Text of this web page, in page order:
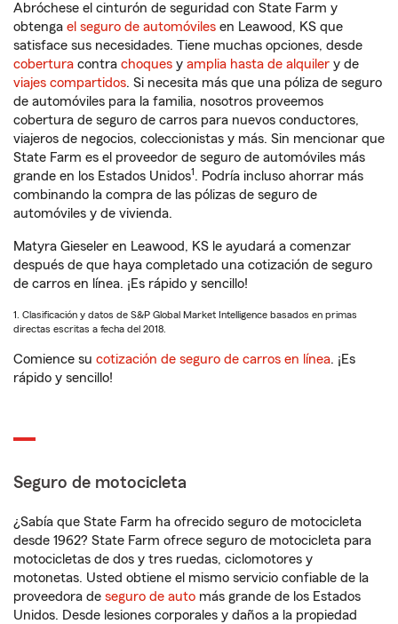
Abróchese el cinturón de seguridad con State Farm y
obtenga el seguro de automóviles en Leawood, KS que
satisface sus necesidades. Tiene muchas opciones, desde
cobertura contra choques y amplia hasta de alquiler y de
viajes compartidos. Si necesita más que una póliza de seguro
de automóviles para la familia, nosotros proveemos
cobertura de seguro de carros para nuevos conductores,
viajeros de negocios, coleccionistas y más. Sin mencionar que
State Farm es el proveedor de seguro de automóviles más
grande en los Estados Unidos1. Podría incluso ahorrar más
combinando la compra de las pólizas de seguro de
automóviles y de vivienda.
Matyra Gieseler en Leawood, KS le ayudará a comenzar
después de que haya completado una cotización de seguro
de carros en línea. ¡Es rápido y sencillo!
1. Clasificación y datos de S&P Global Market Intelligence basados en primas
directas escritas a fecha del 2018.
Comience su cotización de seguro de carros en línea. ¡Es
rápido y sencillo!
Seguro de motocicleta
¿Sabía que State Farm ha ofrecido seguro de motocicleta
desde 1962? State Farm ofrece seguro de motocicleta para
motocicletas de dos y tres ruedas, ciclomotores y
motonetas. Usted obtiene el mismo servicio confiable de la
proveedora de seguro de auto más grande de los Estados
Unidos. Desde lesiones corporales y daños a la propiedad